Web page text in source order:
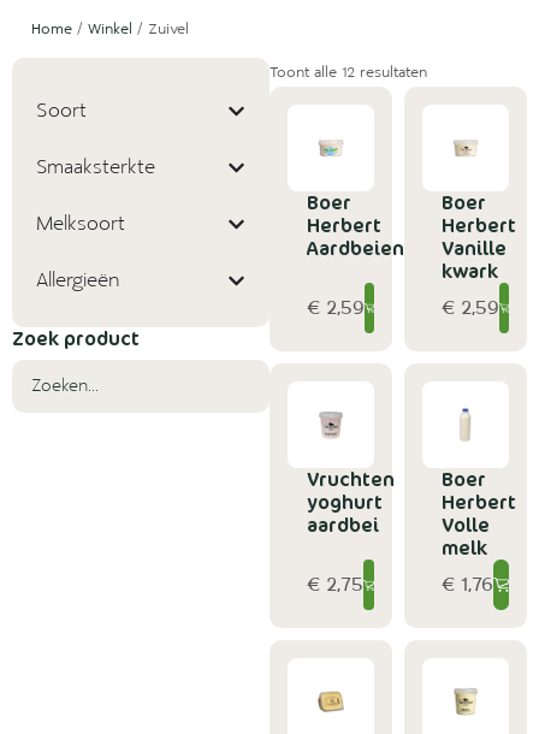
Home / Winkel / Zuivel
Soort
Smaaksterkte
Melksoort
Allergieën
Zoek product
Toont alle 12 resultaten
Boer
Herbert
Aardbeienkwark
€ 2,59
Boer
Herbert
Vanille
kwark
€ 2,59
Vruchten
yoghurt
aardbei
€ 2,75
Boer
Herbert
Volle
melk
€ 1,76